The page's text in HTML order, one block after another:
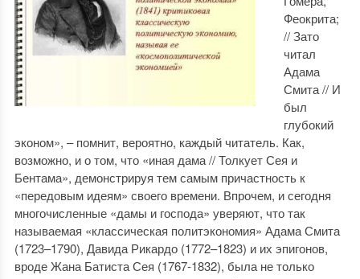
Феокрита;
// Зато
читал
Адама
Смита // И
был
глубокий
эконом», – помнит, вероятно, каждый читатель. Как,
возможно, и о том, что «иная дама // Толкует Сея и
Бентама», демонстрируя тем самым причастность к
«передовым идеям» своего времени. Впрочем, и сегодня
многочисленные «дамы и господа» уверяют, что так
называемая «классическая политэкономия» Адама Смита
(1723–1790), Давида Рикардо (1772–1823) и их эпигонов,
вроде Жана Батиста Сея (1767-1832), была не только